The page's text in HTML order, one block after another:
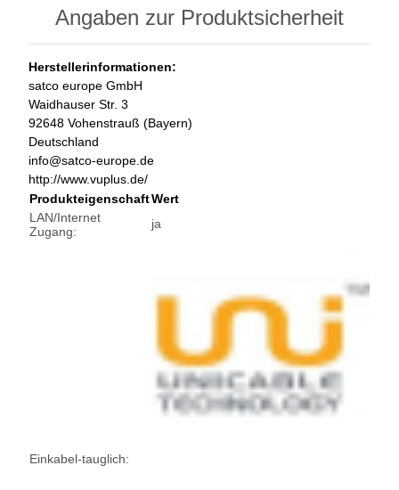
Angaben zur Produktsicherheit
Herstellerinformationen:
satco europe GmbH
Waidhauser Str. 3
92648 Vohenstrauß (Bayern)
Deutschland
info@satco-europe.de
http://www.vuplus.de/
ProdukteigenschaftWert
LAN/Internet
Zugang:
ja
Einkabel-tauglich: